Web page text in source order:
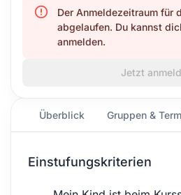
Überblick Gruppen &
Einstufungskriterien
Der Anmeldezeitraum für
abgelaufen. Du kannst
anmelden.
Jetzt